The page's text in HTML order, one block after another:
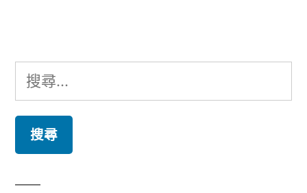
搜
尋
鍵
字: